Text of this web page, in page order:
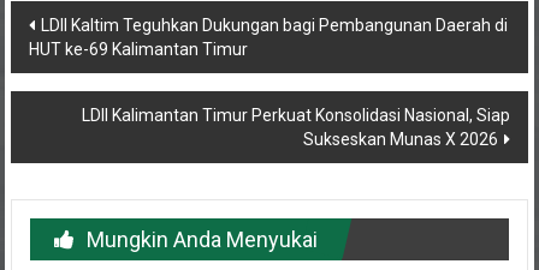
Navigasi
pos
LDII Kaltim Teguhkan Dukungan bagi Pembangunan Daerah di
HUT ke-69 Kalimantan Timur
LDII Kalimantan Timur Perkuat Konsolidasi Nasional, Siap
Sukseskan Munas X 2026
Mungkin Anda Menyukai